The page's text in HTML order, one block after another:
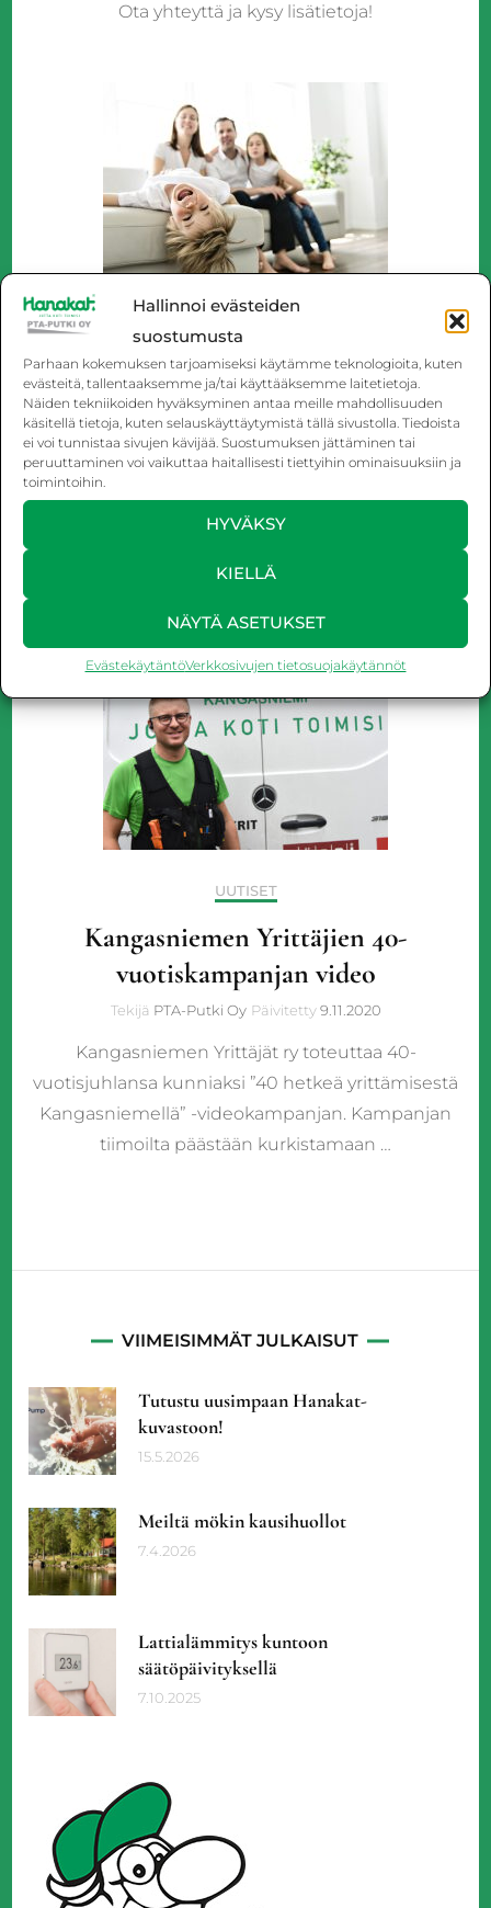
Hallinnoi evästeiden
suostumusta
Parhaan kokemuksen tarjoamiseksi käytämme teknologioita, kuten
evästeitä, tallentaaksemme ja/tai käyttääksemme laitetietoja.
Näiden tekniikoiden hyväksyminen antaa meille mahdollisuuden
käsitellä tietoja, kuten selauskäyttäytymistä tällä sivustolla. Tiedoista
ei voi tunnistaa sivujen kävijää. Suostumuksen jättäminen tai
peruuttaminen voi vaikuttaa haitallisesti tiettyihin ominaisuuksiin ja
toimintoihin.
HYVÄKSY
KIELLÄ
NÄYTÄ ASETUKSET
EvästekäytäntöVerkkosivujen tietosuojakäytännöt
Ota yhteyttä ja kysy lisätietoja!
UUTISET
Uponor-koti -lämmitysremontti
TekijäPTA-Putki Oy Päivitetty15.3.2022
Paras tapa vanhan patterilämmityksen
uusimiseksi! Tiesithän, että vanhan
patteriputkiston uusiminen vähentää
vesivahingon riskiä. Uusi patteriverkosto …
UUTISET
Kangasniemen Yrittäjien 40-
vuotiskampanjan video
Tekijä PTA-Putki Oy Päivitetty9.11.2020
Kangasniemen Yrittäjät ry toteuttaa 40-
vuotisjuhlansa kunniaksi ”40 hetkeä yrittämisestä
Kangasniemellä” -videokampanjan. Kampanjan
tiimoilta päästään kurkistamaan …
VIIMEISIMMÄT JULKAISUT
Tutustu uusimpaan Hanakat-
kuvastoon!
15.5.2026
Meiltä mökin kausihuollot
7.4.2026
Lattialämmitys kuntoon
säätöpäivityksellä
7.10.2025